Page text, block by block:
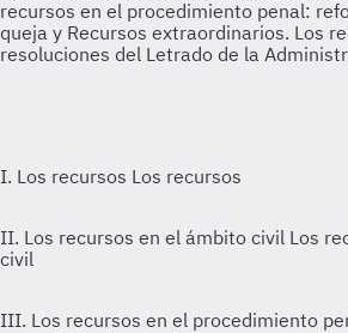
I. Los recursos Los recursos
II. Los recursos en el ámbito civil Los
civil
III. Los recursos en el procedimiento